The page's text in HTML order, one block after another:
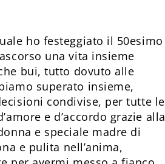
ho festeggiato il 50esimo
una vita insieme
bui, tutto dovuto alle
superato insieme,
condivise, per tutte le
e d’accordo grazie alla
e speciale madre di
e pulita nell’anima,